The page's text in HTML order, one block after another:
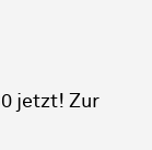
jetzt! Zur